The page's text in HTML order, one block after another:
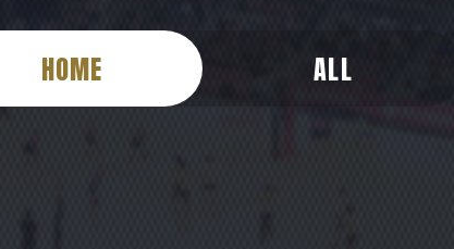
HOME ALL